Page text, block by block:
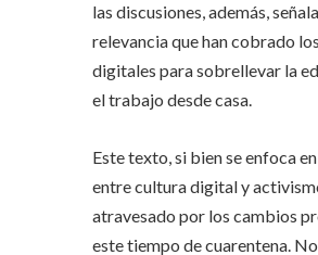
las discusiones, además,
relevancia que han cobrado
digitales para sobrellevar la
el trabajo desde casa.
Este texto, si bien se enfoca
entre cultura digital y
atravesado por los cambios
este tiempo de cuarentena.